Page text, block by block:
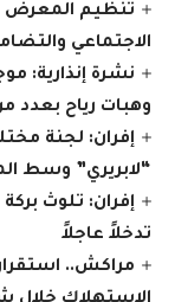
تنظيم المعرض
الاجتماعي
نشرة إنذارية:
وهبات رياح بعدد
إفران: لجنة
“لابريري” وسط
إفران: تلوث
تدخلاً عاجلاً
مراكش.. استقرار